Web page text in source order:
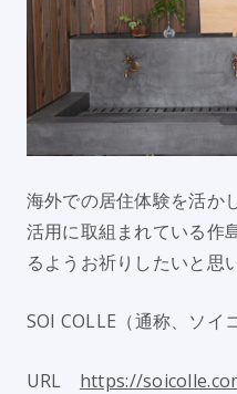
海外での居住体験を活か
活用に取組まれている作
るようお祈りしたいと思
SOI COLLE（通称、ソイ
URL https://